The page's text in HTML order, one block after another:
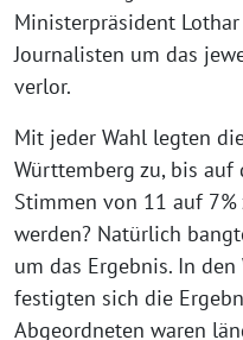
Ministerpräsident
Journalisten um das
verlor.
Mit jeder Wahl leg­ten
Württemberg zu, bis auf
Stimmen von 11 auf 7%
wer­den? Natürlich
um das Ergebnis. In
fes­tig­ten sich die
Abgeordneten waren